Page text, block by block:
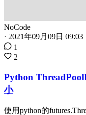
NoCode
· 2021年09月09日 09:03
1
2
Python
小
使用python的